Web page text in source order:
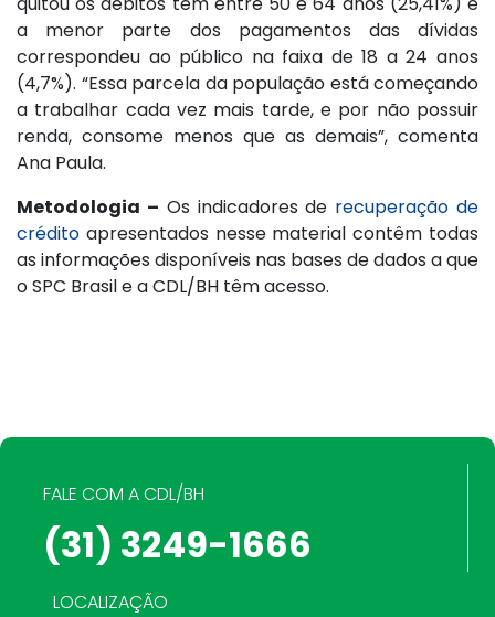
a menor parte dos pagamentos das dívidas
correspondeu ao público na faixa de 18 a 24 anos
(4,7%). “Essa parcela da população está começando
a trabalhar cada vez mais tarde, e por não possuir
renda, consome menos que as demais”, comenta
Ana Paula.
Metodologia – Os indicadores de recuperação de
crédito apresentados nesse material contêm todas
as informações disponíveis nas bases de dados a que
o SPC Brasil e a CDL/BH têm acesso.
FALE COM A CDL/BH
(31) 3249-1666
LOCALIZAÇÃO